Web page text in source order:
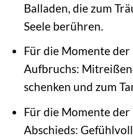
Balladen, die zum
Seele berühren.
Für die Momente der
Aufbruchs:
schenken und zum
Für die Momente
Abschieds: